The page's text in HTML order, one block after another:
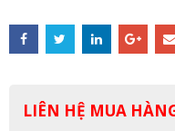
LIÊN HỆ MUA